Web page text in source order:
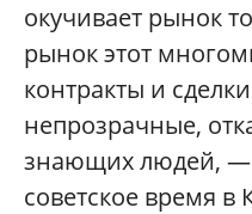
окучивает рынок
рынок этот
контракты и
непрозрачные,
знающих людей, —
советское время в